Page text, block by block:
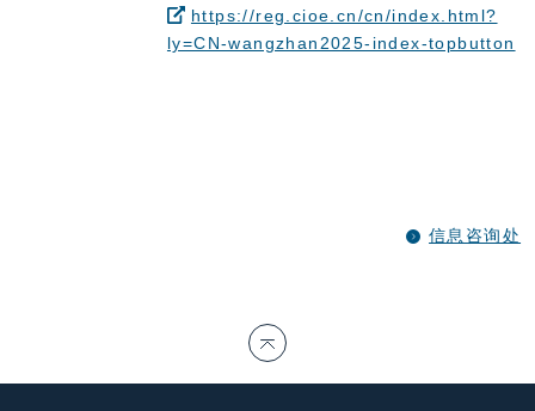
https://reg.cioe.cn/cn/index.html?
ly=CN-wangzhan2025-index-topbutton
信息咨询处